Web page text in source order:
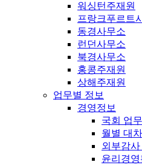
워싱턴주재원
프랑크푸르트
동경사무소
런던사무소
북경사무소
홍콩주재원
상해주재원
업무별 정보
경영정보
국회 업
월별 대
외부감
윤리경영